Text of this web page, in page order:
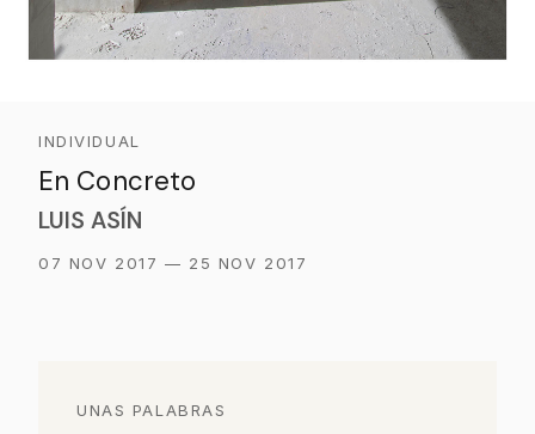
INDIVIDUAL
En Concreto
LUIS ASÍN
07 NOV 2017 — 25 NOV 2017
UNAS PALABRAS